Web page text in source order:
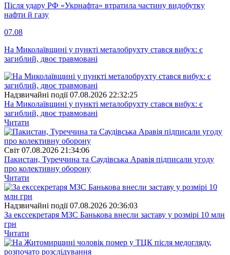
Після удару РФ «Укрнафта» втратила частину видобутку
нафти й газу
07.08
На Миколаївщині у пункті металобрухту стався вибух: є
загиблий, двоє травмовані
Надзвичайні події 07.08.2026 22:32:25
На Миколаївщині у пункті металобрухту стався вибух: є
загиблий, двоє травмовані
Читати
Свiт 07.08.2026 21:34:06
Пакистан, Туреччина та Саудівська Аравія підписали угоду
про колективну оборону
Читати
Надзвичайні події 07.08.2026 20:36:03
За екссекретаря МЗС Банькова внесли заставу у розмірі 10 млн
грн
Читати